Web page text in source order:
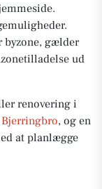
byzone, gælder
ud
renovering i
, og en
at planlægge